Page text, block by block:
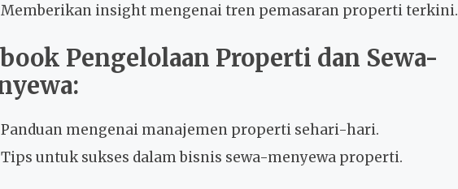
Memberikan insight mengenai tren pemasaran properti terkini.
Pengelolaan Properti dan Sewa-
Panduan mengenai manajemen properti sehari-hari.
Tips untuk sukses dalam bisnis sewa-menyewa properti.